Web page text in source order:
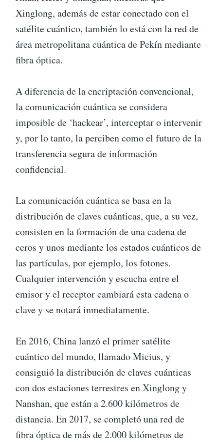
Xinglong, además de estar conectado con el
satélite cuántico, también lo está con la red de
área metropolitana cuántica de Pekín mediante
fibra óptica.
A diferencia de la encriptación convencional,
la comunicación cuántica se considera
imposible de ‘hackear’, interceptar o intervenir
y, por lo tanto, la perciben como el futuro de la
transferencia segura de información
confidencial.
La comunicación cuántica se basa en la
distribución de claves cuánticas, que, a su vez,
consisten en la formación de una cadena de
ceros y unos mediante los estados cuánticos de
las partículas, por ejemplo, los fotones.
Cualquier intervención y escucha entre el
emisor y el receptor cambiará esta cadena o
clave y se notará inmediatamente.
En 2016, China lanzó el primer satélite
cuántico del mundo, llamado Micius, y
consiguió la distribución de claves cuánticas
con dos estaciones terrestres en Xinglong y
Nanshan, que están a 2.600 kilómetros de
distancia. En 2017, se completó una red de
fibra óptica de más de 2.000 kilómetros de